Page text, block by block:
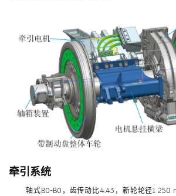
牵引系统
轴式B0-B0，齿传动比4.43，新轮轮径1 250